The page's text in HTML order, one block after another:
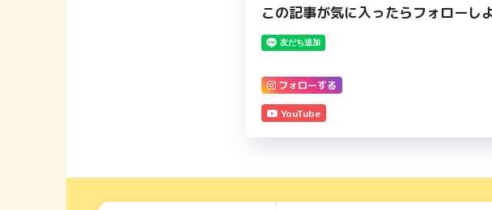
この記事が気に入ったらフォローし
フォローする
YouTube